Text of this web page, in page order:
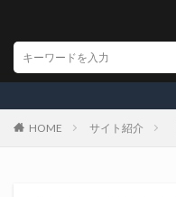
HOME サイト紹介